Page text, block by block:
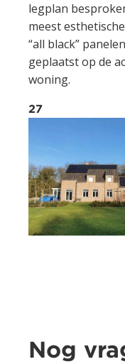
legplan
meest
“all black”
geplaatst op de
woning.
27
Nog